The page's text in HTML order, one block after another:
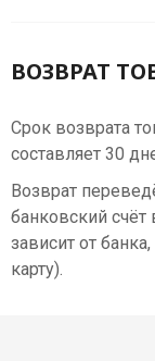
ВОЗВРАТ
Срок возврата
составляет 30
Возврат
банковский счёт
зависит от
карту).